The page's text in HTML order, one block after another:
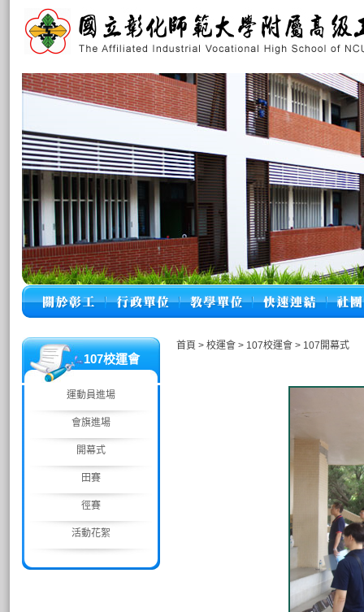
107校運會
運動員進場
會旗進場
開幕式
田賽
徑賽
活動花絮
首頁 > 校運會 > 107校運會 > 107開幕式